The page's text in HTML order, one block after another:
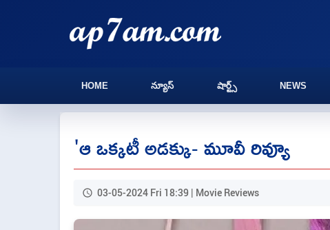
HOME న్యూస్ షార్ట్స్ NEWS
'ఆ ఒక్కటీ అడక్కు- మూవీ రివ్యూ
03-05-2024 Fri 18:39 | Movie Reviews